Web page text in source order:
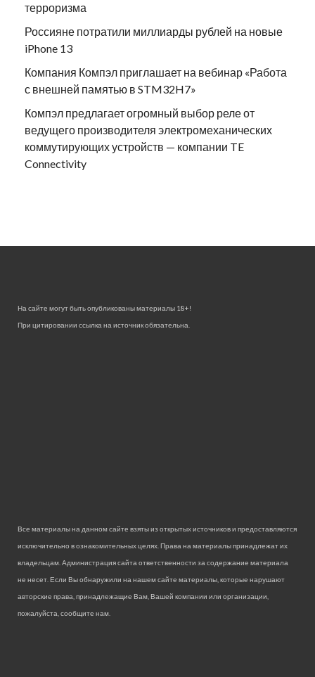
терроризма
Россияне потратили миллиарды рублей на новые
iPhone 13
Компания Компэл приглашает на вебинар «Работа
с внешней памятью в STM32H7»
Компэл предлагает огромный выбор реле от
ведущего производителя электромеханических
коммутирующих устройств — компании TE
Connectivity
На сайте могут быть опубликованы материалы 18+!
При цитировании ссылка на источник обязательна.
Все материалы на данном сайте взяты из открытых источников и предоставляются
исключительно в ознакомительных целях. Права на материалы принадлежат их
владельцам. Администрация сайта ответственности за содержание материала
не несет. Если Вы обнаружили на нашем сайте материалы, которые нарушают
авторские права, принадлежащие Вам, Вашей компании или организации,
пожалуйста, сообщите нам.